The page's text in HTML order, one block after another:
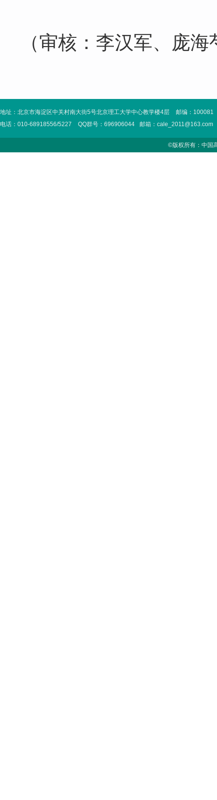
（审核：李汉军、庞海
地址：北京市海淀区中关村南大街5号北京理工大学中心教学楼4层
邮编：100081
电话：010-68918556/5227
QQ群号：696906044 邮箱：cale_2011@163.com
©版权所有：中国